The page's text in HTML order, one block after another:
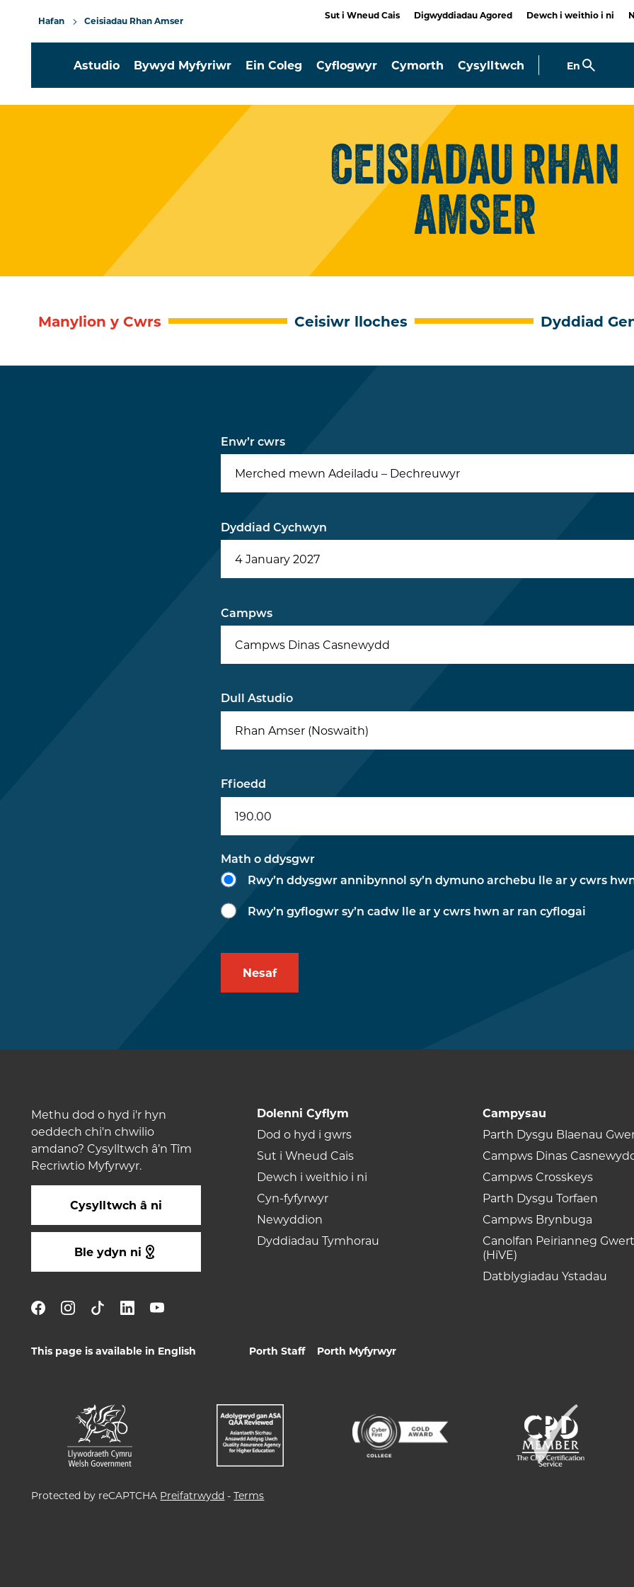
Hafan Ceisiadau Rhan Amser Sut i Wneud Cais Digwyddiadau Agored Dewch i weithio i ni
Astudio Bywyd Myfyriwr Ein Coleg Cyflogwyr Cymorth Cysylltwch En
CEISIADAURHAN
AMSER
Manylion y Cwrs Ceisiwr lloches Dyddiad
Enw’r cwrs
Merched mewn Adeiladu – Dechreuwyr
Dyddiad Cychwyn
Campws
Campws Dinas Casnewydd
Dull Astudio
Rhan Amser (Noswaith)
Ffioedd
190.00
Math o ddysgwr
Rwy’n ddysgwr annibynnol sy’n dymuno archebu lle ar y cwrs
Rwy’n gyflogwr sy’n cadw lle ar y cwrs hwn ar ran cyflogai
Methu dod o hyd i'r hyn
oeddech chi'n chwilio
amdano? Cysylltwch â’n Tîm
Recriwtio Myfyrwyr.
Cysylltwch â ni
Ble ydyn ni
Dolenni Cyflym
Dod o hyd i gwrs
Sut i Wneud Cais
Dewch i weithio i ni
Cyn-fyfyrwyr
Newyddion
Dyddiadau Tymhorau
Campysau
Parth Dysgu Blaenau
Campws Dinas
Campws Crosskeys
Parth Dysgu Torfaen
Campws Brynbuga
Canolfan Peirianneg
(HiVE)
Datblygiadau Ystadau
This page is available in English Porth Staff Porth Myfyrwyr
Protected by reCAPTCHA Preifatrwydd -Terms